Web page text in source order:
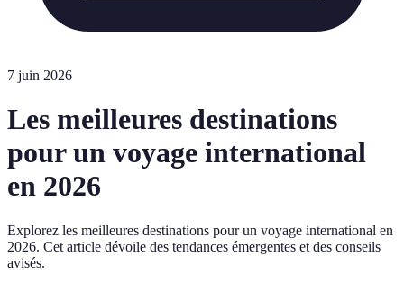
7 juin 2026
Les meilleures destinations
pour un voyage international
en 2026
Explorez les meilleures destinations pour un voyage international en
2026. Cet article dévoile des tendances émergentes et des conseils
avisés.